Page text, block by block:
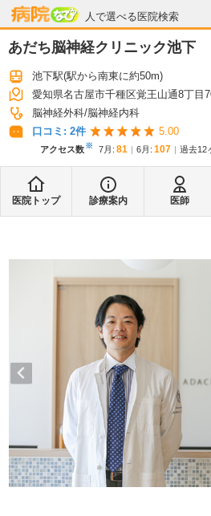
人で選べる医院検索
病院なび
あだち脳神経クリニック池下
池下駅(駅から南東に約50m)
愛知県名古屋市千種区覚王山通8丁目
脳神経外科 脳神経内科
口コミ: 2件 5.00
アクセス数※ 7月 : 81 6月 : 107 過去12
医院トップ 診療案内 医師